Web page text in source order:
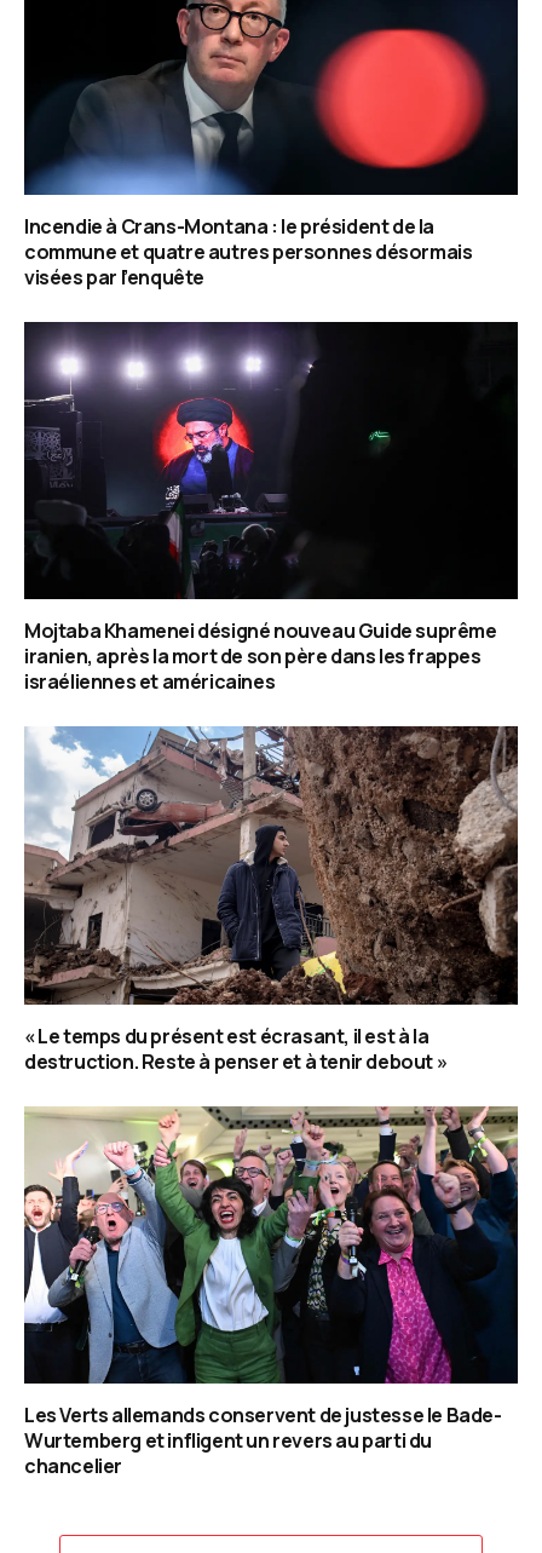
Incendie à Crans-Montana : le président de la
commune et quatre autres personnes désormais
visées par l’enquête
Mojtaba Khamenei désigné nouveau Guide suprême
iranien, après la mort de son père dans les frappes
israéliennes et américaines
« Le temps du présent est écrasant, il est à la
destruction. Reste à penser et à tenir debout »
Les Verts allemands conservent de justesse le Bade-
Wurtemberg et infligent un revers au parti du
chancelier